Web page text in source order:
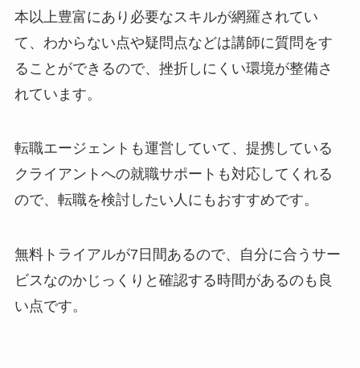
本以上豊富にあり必要なスキルが網羅されてい
て、わからない点や疑問点などは講師に質問をす
ることができるので、挫折しにくい環境が整備さ
れています。
転職エージェントも運営していて、提携している
クライアントへの就職サポートも対応してくれる
ので、転職を検討したい人にもおすすめです。
無料トライアルが7日間あるので、自分に合うサー
ビスなのかじっくりと確認する時間があるのも良
い点です。